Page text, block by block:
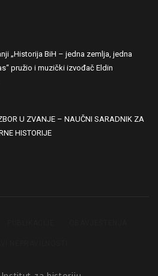
„Historija BiH – jedna zemlja, jedna
pružio i muzički izvođač Eldin
U ZVANJE – NAUČNI SARADNIK ZA
HISTORIJE